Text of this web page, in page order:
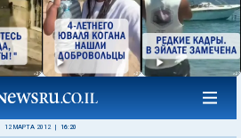
12 МАРТА 2012 16:20